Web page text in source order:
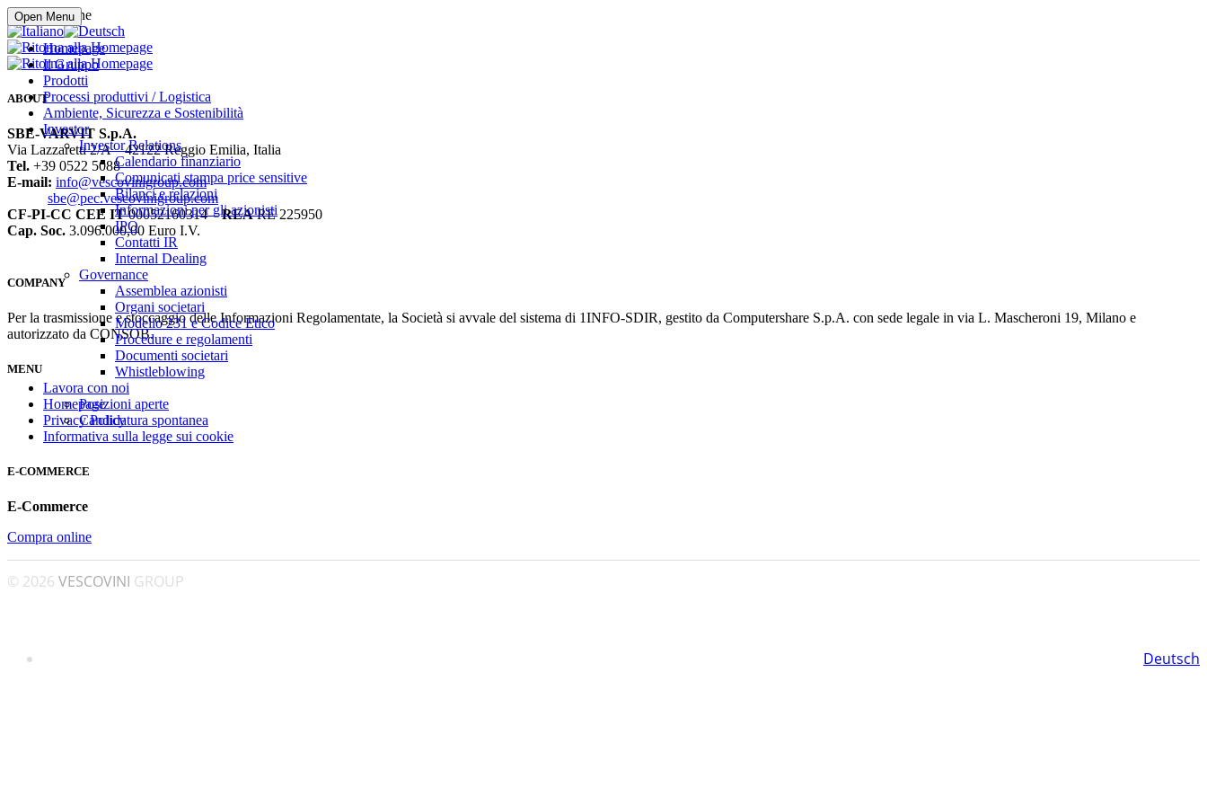
Open Menu
Homepage
Il Gruppo
Prodotti
Processi produttivi / Logistica
Ambiente, Sicurezza e Sostenibilità
Investor
Investor Relations
Calendario finanziario
Comunicati stampa price sensitive
Bilanci e relazioni
Informazioni per gli azionisti
IPO
Contatti IR
Internal Dealing
Governance
Assemblea azionisti
Organi societari
Modello 231 e Codice Etico
Procedure e regolamenti
Documenti societari
Whistleblowing
Lavora con noi
Posizioni aperte
Candidatura spontanea
Compra online
ABOUT
SBE-VARVIT S.p.A.
Via Lazzaretti 2/A – 42122 Reggio Emilia, Italia
Tel. +39 0522 5088
E-mail: info@vescovinigroup.com
sbe@pec.vescovinigroup.com
CF-PI-CC CEE IT00052160314 –REARE 225950
Cap. Soc. 3.096.000,00 Euro I.V.
COMPANY
Per la trasmissione e stoccaggio delle Informazioni Regolamentate, la Società si avvale del sistema di 1INFO-SDIR, gestito da Computershare S.p.A. con sede legale in via L. Mascheroni 19, Milano e
autorizzato da CONSOB.
MENU
Homepage
Privacy Policy
Informativa sulla legge sui cookie
E-COMMERCE
E-Commerce
Compra online
© 2026 VESCOVINI GROUP
Deutsch